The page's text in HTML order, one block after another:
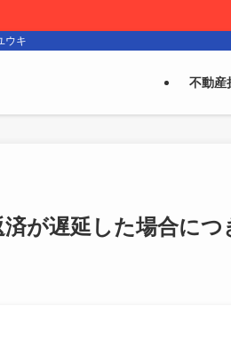
誠に勝手
ウキ
不動産
が遅延した場合につ